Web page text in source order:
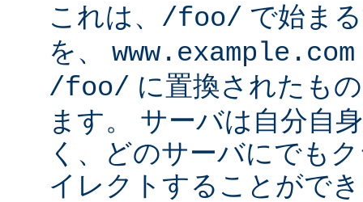
これは、 /foo/ で始ま
を、 www.example.com
/foo/ に置換されたも
ます。 サーバは自分自
く、どのサーバにでも
イレクトすることがで